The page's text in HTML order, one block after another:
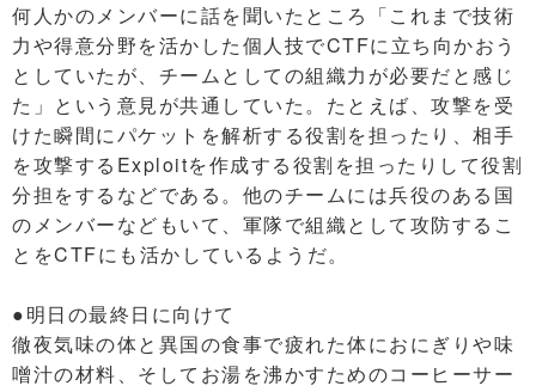
何人かのメンバーに話を聞いたところ「これまで技術
力や得意分野を活かした個人技でCTFに立ち向かおう
としていたが、チームとしての組織力が必要だと感じ
た」という意見が共通していた。たとえば、攻撃を受
けた瞬間にパケットを解析する役割を担ったり、相手
を攻撃するExploitを作成する役割を担ったりして役割
分担をするなどである。他のチームには兵役のある国
のメンバーなどもいて、軍隊で組織として攻防するこ
とをCTFにも活かしているようだ。
●明日の最終日に向けて
徹夜気味の体と異国の食事で疲れた体におにぎりや味
噌汁の材料、そしてお湯を沸かすためのコーヒーサー